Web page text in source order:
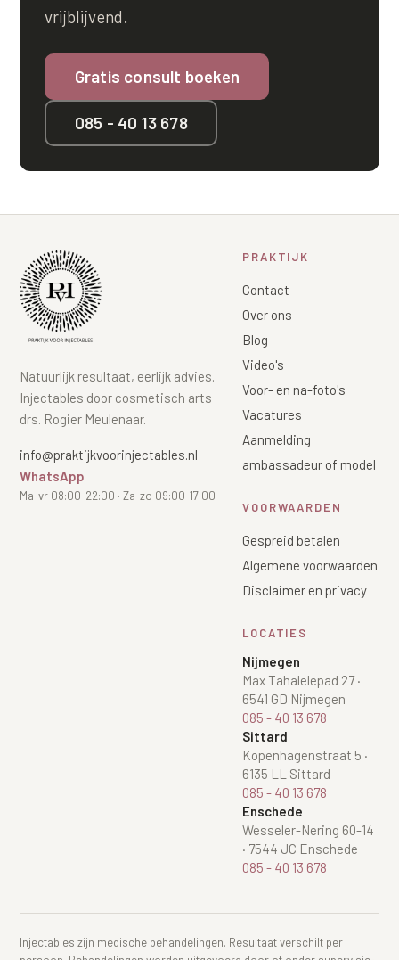
vrijblijvend.
Gratis consult boeken
085 - 40 13 678
Natuurlijk resultaat, eerlijk advies.
Injectables door cosmetisch arts
drs. Rogier Meulenaar.
info@praktijkvoorinjectables.nl
WhatsApp
Ma-vr 08:00-22:00 · Za-zo 09:00-17:00
PRAKTIJK
Contact
Over ons
Blog
Video's
Voor- en na-foto's
Vacatures
Aanmelding
ambassadeur of model
VOORWAARDEN
Gespreid betalen
Algemene voorwaarden
Disclaimer en privacy
LOCATIES
Nijmegen
Max Tahalelepad 27·
6541 GD Nijmegen
085 - 40 13 678
Sittard
Kopenhagenstraat 5 ·
6135 LL Sittard
085 - 40 13 678
Enschede
Wesseler-Nering 60-14
· 7544 JC Enschede
085 - 40 13 678
Injectables zijn medische behandelingen. Resultaat verschilt per